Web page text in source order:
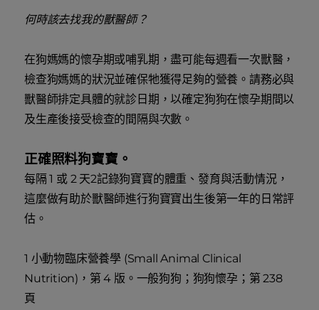
何時該去找我的獸醫師？
在狗媽媽的懷孕期或哺乳期，盡可能每週看一次獸醫，
檢查狗媽媽的狀況並確保牠獲得足夠的營養。請務必與
獸醫師排定具體的就診日期，以確定狗狗在懷孕期間以
及生產後接受檢查的間隔與次數。
正確照料狗寶寶。
每隔 1 或 2 天2記錄狗寶寶的體重、發育與活動情況，
這麼做有助於獸醫師進行狗寶寶出生後第一年的日常評
估。
1 小動物臨床營養學 (Small Animal Clinical
Nutrition)，第 4 版。一般狗狗；狗狗懷孕；第 238
頁